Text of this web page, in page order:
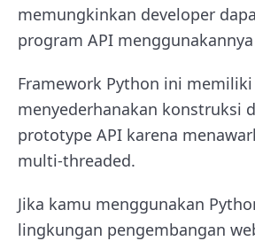
memungkinkan developer
program API
Framework Python ini
menyederhanakan konstruksi
prototype API karena
multi-threaded.
Jika kamu menggunakan
lingkungan pengembangan